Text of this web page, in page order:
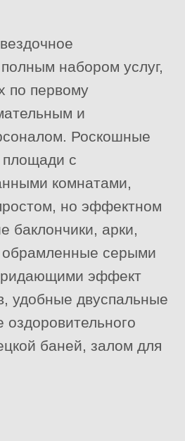
набором услуг,
по первому
и
Роскошные
с
комнатами,
но эффектном
баклончики, арки,
серыми
эффект
удобные двуспальные
оздоровительного
баней, залом для